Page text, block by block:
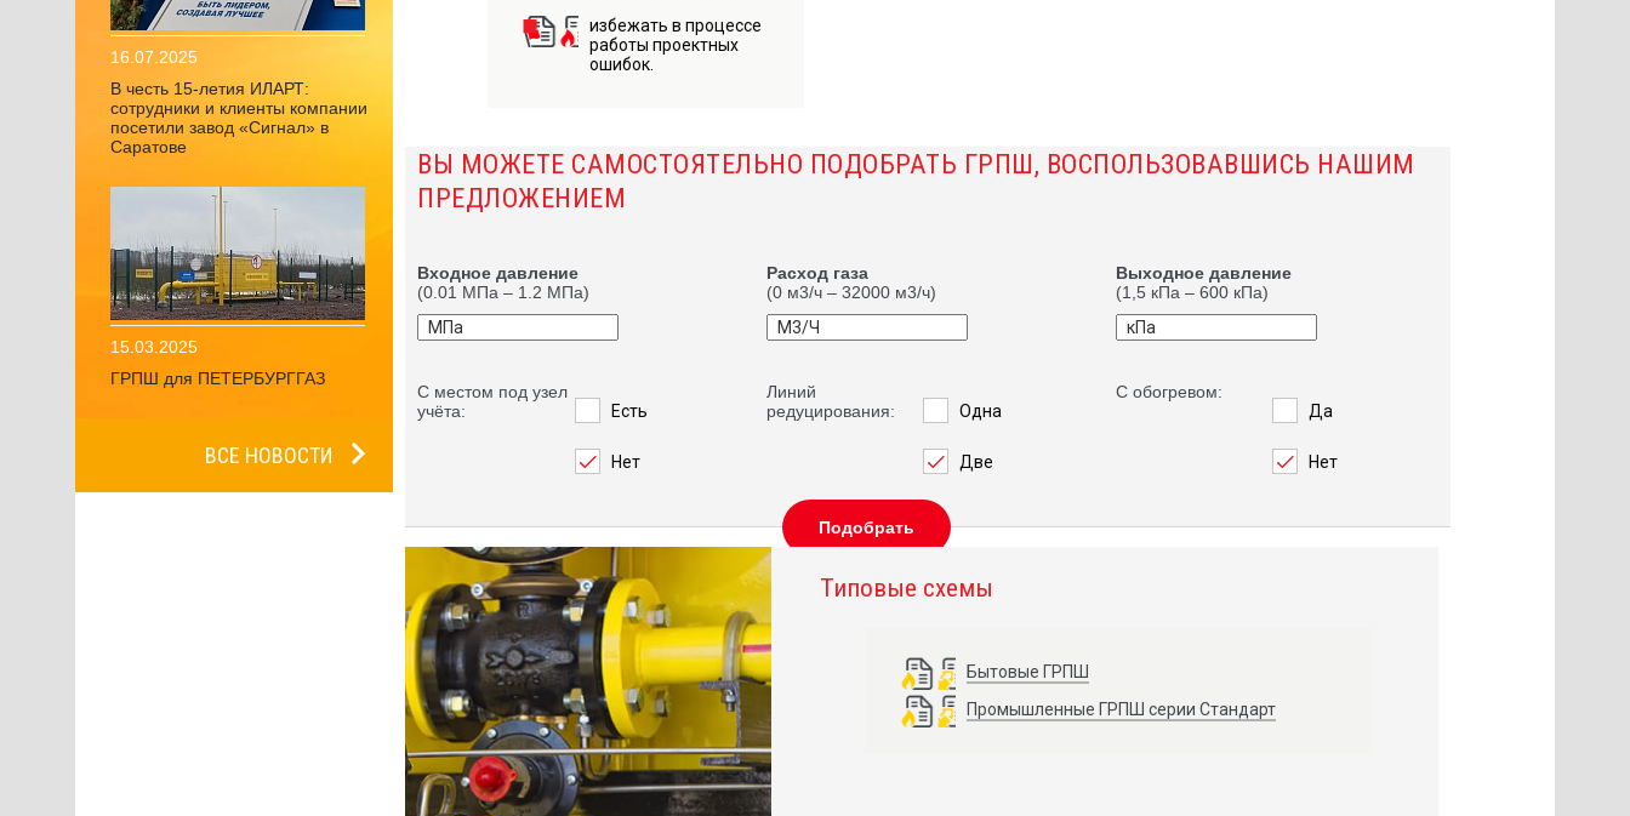
16.07.2025
В честь 15-летия ИЛАРТ:
сотрудники и клиенты компании
посетили завод «Сигнал» в
Саратове
15.03.2025
ГРПШ для ПЕТЕРБУРГГАЗ
ВСЕ НОВОСТИ
избежать в процессе
работы проектных
ошибок.
ВЫ МОЖЕТЕ САМОСТОЯТЕЛЬНО ПОДОБРАТЬ ГРПШ, ВОСПОЛЬЗОВАВШИСЬ НАШИМ
ПРЕДЛОЖЕНИЕМ
Входное давление
(0.01 МПа – 1.2 МПа)
Расход газа
(0 м3/ч – 32000 м3/ч)
Выходное давление
(1,5 кПа – 600 кПа)
С местом под узел
учёта:
Есть
Нет
Линий
редуцирования:
Одна
Две
С обогревом:
Да
Нет
Подобрать
Типовые схемы
Бытовые ГРПШ
Промышленные ГРПШ серии Стандарт